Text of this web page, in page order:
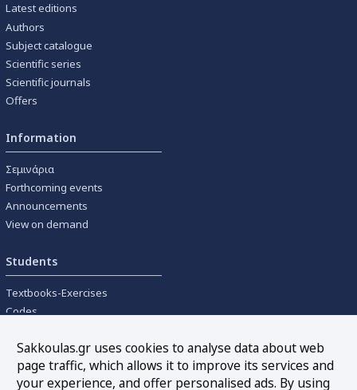
Latest editions
Authors
Subject catalogue
Scientific series
Scientific journals
Offers
Information
Σεμινάρια
Forthcoming events
Announcements
View on demand
Students
Textbooks-Exercises
Codes
Tools
Sakkoulas.gr uses cookies to analyse data about web
page traffic, which allows it to improve its services and
your experience, and offer personalised ads. By using